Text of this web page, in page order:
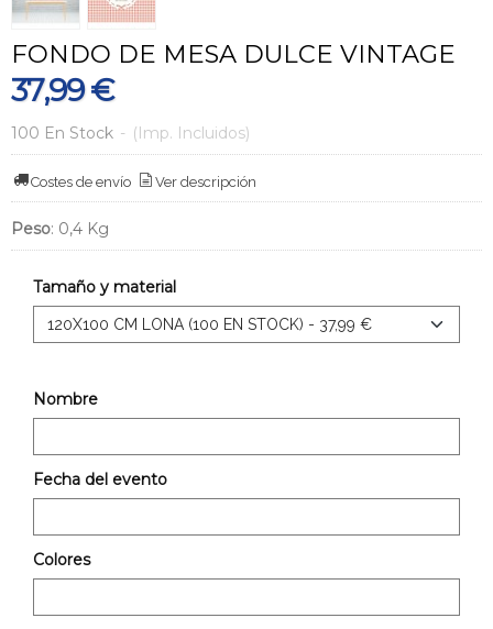
FONDO DE MESA DULCE VINTAGE
37,99 €
100 En Stock - (Imp. Incluidos)
Costes de envío Ver descripción
Peso: 0,4 Kg
Tamaño y material
Nombre
Fecha del evento
Colores